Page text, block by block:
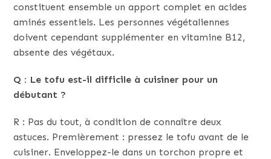
constituent ensemble un apport complet en acides
aminés essentiels. Les personnes végétaliennes
doivent cependant supplémenter en vitamine B12,
absente des végétaux.
Q : Le tofu est-il difficile à cuisiner pour un
débutant ?
R : Pas du tout, à condition de connaître deux
astuces. Premièrement : pressez le tofu avant de le
cuisiner. Enveloppez-le dans un torchon propre et